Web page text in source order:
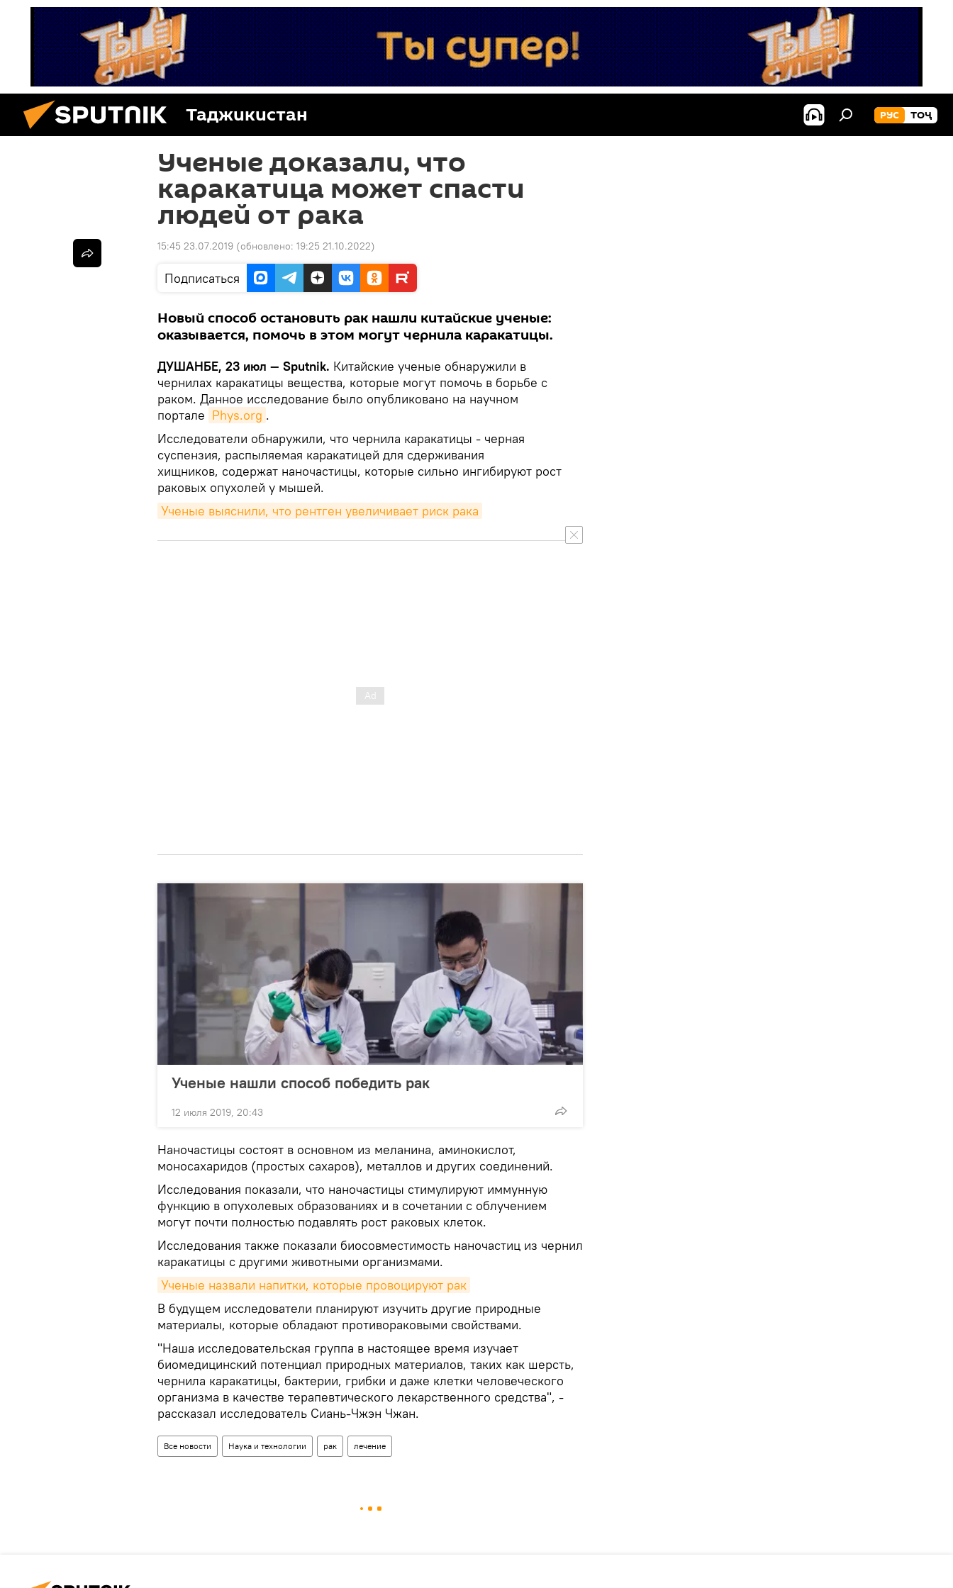
Таджикистан РУС ТОҶ
Ученые доказали, что
каракатица может спасти
людей от рака
15:45 23.07.2019 (обновлено: 19:25 21.10.2022)
Подписаться
Новый способ остановить рак нашли китайские ученые:
оказывается, помочь в этом могут чернила каракатицы.
ДУШАНБЕ, 23 июл — Sputnik. Китайские ученые обнаружили в
чернилах каракатицы вещества, которые могут помочь в борьбе с
раком. Данное исследование было опубликовано на научном
портале Phys.org .
Исследователи обнаружили, что чернила каракатицы - черная
суспензия, распыляемая каракатицей для сдерживания
хищников, содержат наночастицы, которые сильно ингибируют рост
раковых опухолей у мышей.
Ученые выяснили, что рентген увеличивает риск рака
Ученые нашли способ победить рак
12 июля 2019, 20:43
Наночастицы состоят в основном из меланина, аминокислот,
моносахаридов (простых сахаров), металлов и других соединений.
Исследования показали, что наночастицы стимулируют иммунную
функцию в опухолевых образованиях и в сочетании с облучением
могут почти полностью подавлять рост раковых клеток.
Исследования также показали биосовместимость наночастиц из чернил
каракатицы с другими животными организмами.
Ученые назвали напитки, которые провоцируют рак
В будущем исследователи планируют изучить другие природные
материалы, которые обладают противораковыми свойствами.
"Наша исследовательская группа в настоящее время изучает
биомедицинский потенциал природных материалов, таких как шерсть,
чернила каракатицы, бактерии, грибки и даже клетки человеческого
организма в качестве терапевтического лекарственного средства", -
рассказал исследователь Сиань-Чжэн Чжан.
Все новости Наука и технологии рак лечение